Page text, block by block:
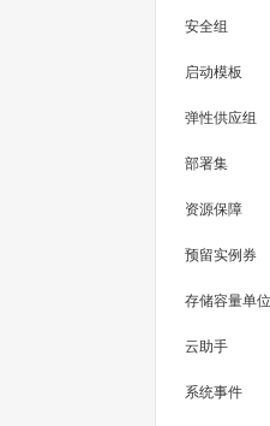
安全组
启动模板
弹性供应组
部署集
资源保障
预留实例券
存储容量单
云助手
系统事件